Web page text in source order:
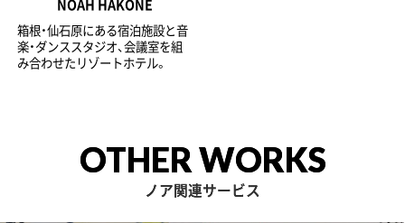
NOAH HAKONE
箱根・仙石原にある宿泊施設と音
楽・ダンススタジオ、会議室を組
み合わせたリゾートホテル。
OTHER WORKS
ノア関連サービス